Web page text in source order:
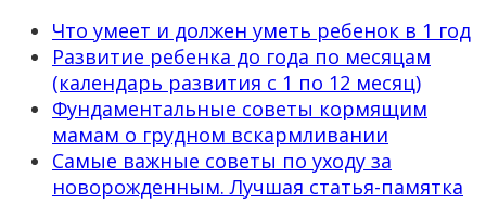
Что умеет и должен уметь ребенок в 1 год
Развитие ребенка до года по месяцам
(календарь развития с 1 по 12 месяц)
Фундаментальные советы кормящим
мамам о грудном вскармливании
Самые важные советы по уходу за
новорожденным. Лучшая статья-памятка